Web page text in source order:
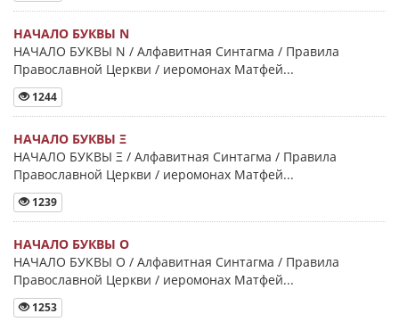
НАЧАЛО БУКВЫ Ν
НАЧАЛО БУКВЫ Ν / Алфавитная Синтагма / Правила
Православной Церкви / иеромонах Матфей...
1244
НАЧАЛО БУКВЫ Ξ
НАЧАЛО БУКВЫ Ξ / Алфавитная Синтагма / Правила
Православной Церкви / иеромонах Матфей...
1239
НАЧАЛО БУКВЫ Ο
НАЧАЛО БУКВЫ Ο / Алфавитная Синтагма / Правила
Православной Церкви / иеромонах Матфей...
1253